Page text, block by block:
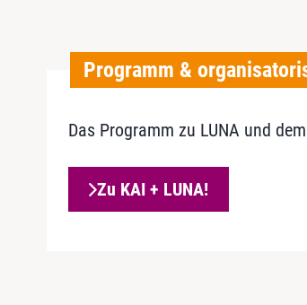
Programm &
Das Programm zu LUNA und
Zu KAI + LUNA!